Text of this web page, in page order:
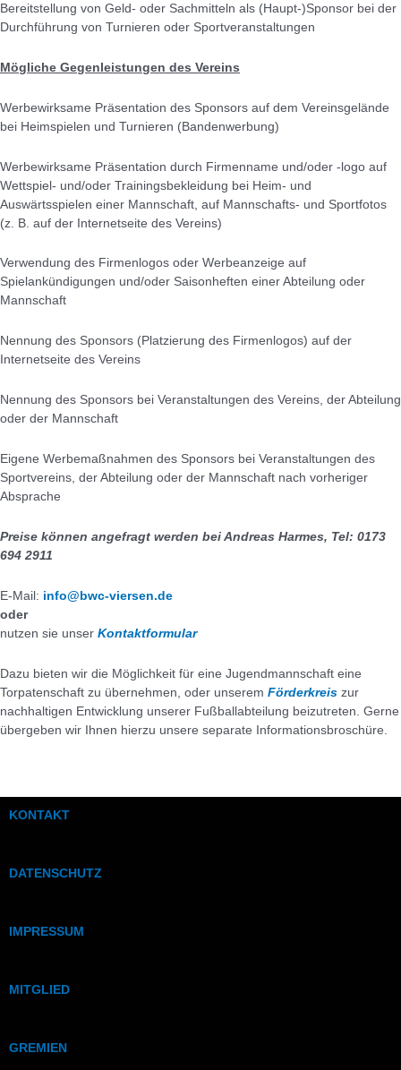
Bereitstellung von Geld- oder Sachmitteln als (Haupt-)Sponsor bei der
Durchführung von Turnieren oder Sportveranstaltungen
Mögliche Gegenleistungen des Vereins
Werbewirksame Präsentation des Sponsors auf dem Vereinsgelände
bei Heimspielen und Turnieren (Bandenwerbung)
Werbewirksame Präsentation durch Firmenname und/oder -logo auf
Wettspiel- und/oder Trainingsbekleidung bei Heim- und
Auswärtsspielen einer Mannschaft, auf Mannschafts- und Sportfotos
(z. B. auf der Internetseite des Vereins)
Verwendung des Firmenlogos oder Werbeanzeige auf
Spielankündigungen und/oder Saisonheften einer Abteilung oder
Mannschaft
Nennung des Sponsors (Platzierung des Firmenlogos) auf der
Internetseite des Vereins
Nennung des Sponsors bei Veranstaltungen des Vereins, der Abteilung
oder der Mannschaft
Eigene Werbemaßnahmen des Sponsors bei Veranstaltungen des
Sportvereins, der Abteilung oder der Mannschaft nach vorheriger
Absprache
Preise können angefragt werden bei Andreas Harmes, Tel: 0173
694 2911
E-Mail: info@bwc-viersen.de
oder
nutzen sie unser Kontaktformular
Dazu bieten wir die Möglichkeit für eine Jugendmannschaft eine
Torpatenschaft zu übernehmen, oder unserem Förderkreis zur
nachhaltigen Entwicklung unserer Fußballabteilung beizutreten. Gerne
übergeben wir Ihnen hierzu unsere separate Informationsbroschüre.
KONTAKT
DATENSCHUTZ
IMPRESSUM
MITGLIED
GREMIEN